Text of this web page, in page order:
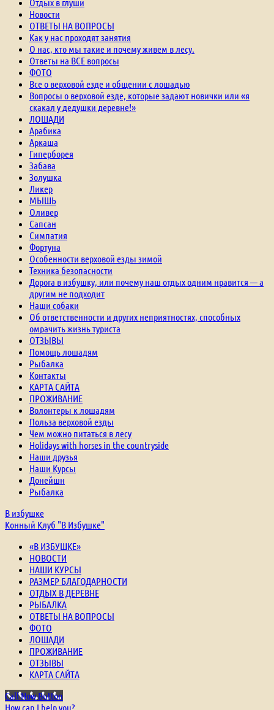
Новости
ОТВЕТЫ НА ВОПРОСЫ
Как у нас проходят занятия
О нас, кто мы такие и почему живем в лесу.
Ответы на ВСЕ вопросы
ФОТО
Все о верховой езде и общении с лошадью
Вопросы о верховой езде, которые задают новички или «я
скакал у дедушки деревне!»
ЛОШАДИ
Арабика
Аркаша
Гиперборея
Забава
Золушка
Ликер
МЫШЬ
Оливер
Сапсан
Симпатия
Фортуна
Особенности верховой езды зимой
Техника безопасности
Дорога в избушку, или почему наш отдых одним нравится — а
другим не подходит
Наши собаки
Об ответственности и других неприятностях, способных
омрачить жизнь туриста
ОТЗЫВЫ
Помощь лошадям
Рыбалка
Контакты
КАРТА САЙТА
ПРОЖИВАНИЕ
Волонтеры к лошадям
Польза верховой езды
Чем можно питаться в лесу
Holidays with horses in the countryside
Наши друзья
Наши Курсы
Донейшн
Рыбалка
В избушке
Конный Клуб "В Избушке"
«В ИЗБУШКЕ»
НОВОСТИ
НАШИ КУРСЫ
РАЗМЕР БЛАГОДАРНОСТИ
ОТДЫХ В ДЕРЕВНЕ
РЫБАЛКА
ОТВЕТЫ НА ВОПРОСЫ
ФОТО
ЛОШАДИ
ПРОЖИВАНИЕ
ОТЗЫВЫ
КАРТА САЙТА
Call Now Button
How can I help you?